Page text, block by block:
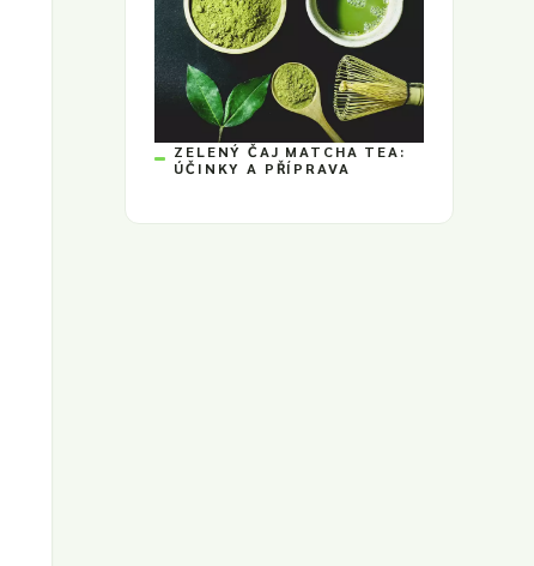
ZELENÝ ČAJ MATCHA TEA:
ÚČINKY A PŘÍPRAVA